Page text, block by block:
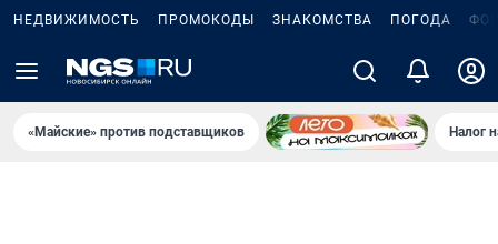
НЕДВИЖИМОСТЬ ПРОМОКОДЫ ЗНАКОМСТВА ПОГОДА
«Майские» против подставщиков Налог